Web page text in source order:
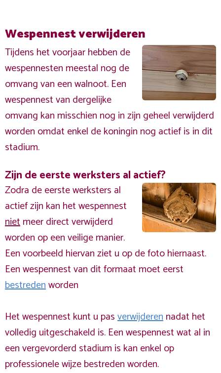
Wespennest verwijderen
Tijdens het voorjaar hebben de
wespennesten meestal nog de
omvang van een walnoot. Een
wespennest van dergelijke
omvang kan misschien nog in zijn geheel verwijderd
worden omdat enkel de koningin nog actief is in dit
stadium.
Zijn de eerste werksters al actief?
Zodra de eerste werksters al
actief zijn kan het wespennest
nietmeer direct verwijderd
worden op een veilige manier.
Een voorbeeld hiervan ziet u op de foto hiernaast.
Een wespennest van dit formaat moet eerst
bestredenworden
Het wespennest kunt u pasverwijderennadat het
volledig uitgeschakeld is. Een wespennest wat al in
een vergevorderd stadium is kan enkel op
professionele wijze bestreden worden.